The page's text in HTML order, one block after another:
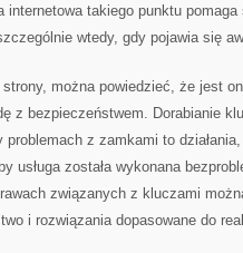
internetowa takiego punktu
wtedy, gdy pojawia się
można powiedzieć, że jest
z bezpieczeństwem. Dorabianie
problemach z zamkami to
usługa została wykonana
związanych z kluczami
i rozwiązania dopasowane do